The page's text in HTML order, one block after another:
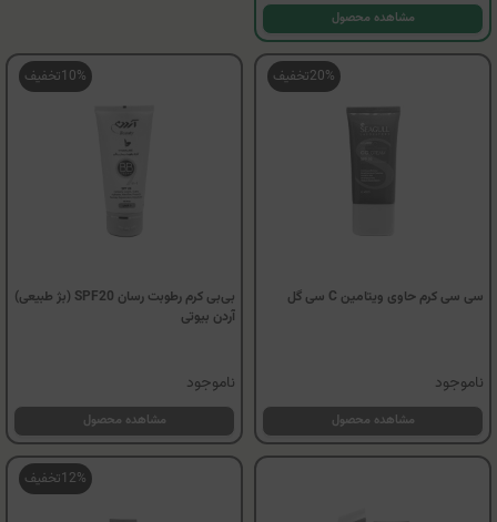
مشاهده محصول
20%تخفیف
سی سی کرم حاوی ویتامین C سی گل
ناموجود
مشاهده محصول
10%تخفیف
بی‌بی کرم رطوبت رسان SPF20 (بژ طبیعی)
آردن بیوتی
ناموجود
مشاهده محصول
12%تخفیف